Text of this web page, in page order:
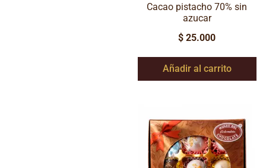
Cacao pistacho 70% sin
azucar
$ 25.000
Añadir al carrito